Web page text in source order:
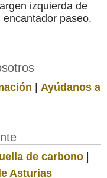
izquierda de
paseo.
| Ayúdanos a
de carbono|
Asturias